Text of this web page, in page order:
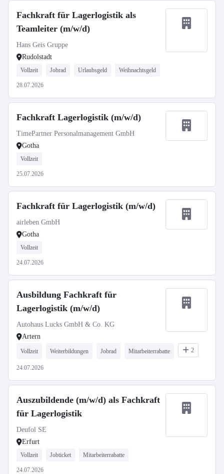
Fachkraft für Lagerlogistik als
Teamleiter (m/w/d)
Hans Geis Gruppe
Rudolstadt
Vollzeit Jobrad Urlaubsgeld Weihnachtsgeld
28.07.2026
Fachkraft Lagerlogistik (m/w/d)
TimePartner Personalmanagement GmbH
Gotha
Vollzeit
25.07.2026
Fachkraft für Lagerlogistik (m/w/d)
airleben GmbH
Gotha
Vollzeit
24.07.2026
Ausbildung Fachkraft für
Lagerlogistik (m/w/d)
Autohaus Lucks GmbH & Co. KG
Artern
Vollzeit Weiterbildungen Jobrad Mitarbeiterrabatte 2
24.07.2026
Auszubildende (m/w/d) als Fachkraft
für Lagerlogistik
Deufol SE
Erfurt
Vollzeit Jobticket Mitarbeiterrabatte
24.07.2026